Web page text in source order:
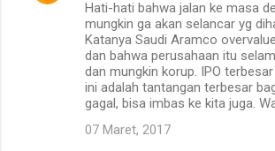
Hati-hati bahwa jalan ke masa
mungkin ga akan selancar yg
Katanya Saudi Aramco
dan bahwa perusahaan itu
dan mungkin korup. IPO
ini adalah tantangan terbesar
gagal, bisa imbas ke kita juga.
07 Maret, 2017